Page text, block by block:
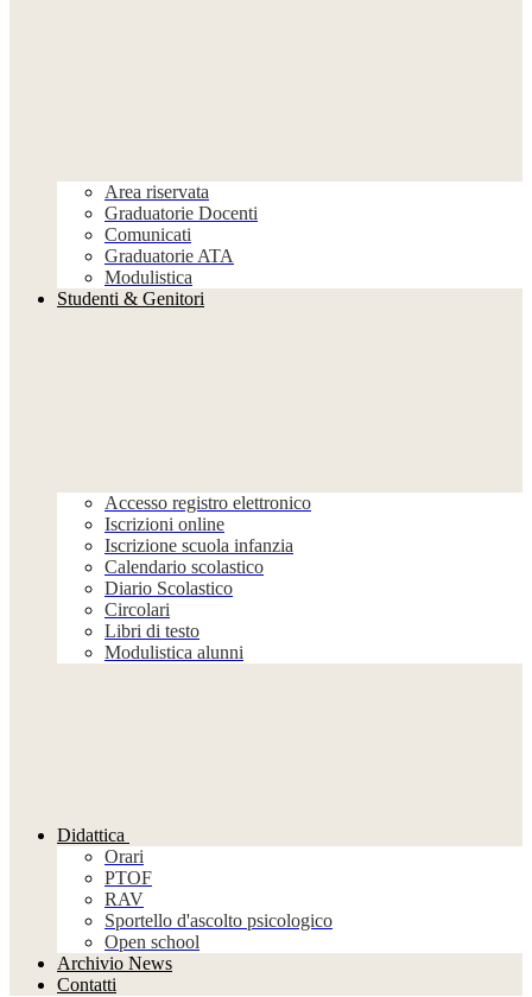
Area riservata
Graduatorie Docenti
Comunicati
Graduatorie ATA
Modulistica
Studenti & Genitori
Accesso registro elettronico
Iscrizioni online
Iscrizione scuola infanzia
Calendario scolastico
Diario Scolastico
Circolari
Libri di testo
Modulistica alunni
Didattica
Orari
PTOF
RAV
Sportello d'ascolto psicologico
Open school
Archivio News
Contatti